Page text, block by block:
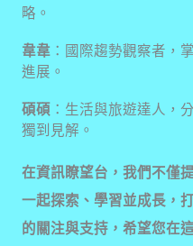
略。
韋韋：國際趨勢觀察者，
進展。
碩碩 ：生活與旅遊達人，
獨到見解。
在資訊瞭望台，我們不僅
一起探索、學習並成長，
的關注與支持，希望您在